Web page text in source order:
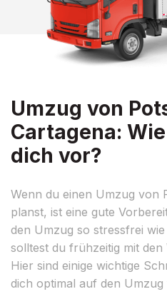
Umzug von
Cartagena:
dich vor?
Wenn du einen Umzug von
planst, ist eine gute
den Umzug so stressfrei
solltest du frühzeitig mit
Hier sind einige wichtige
dich optimal auf den